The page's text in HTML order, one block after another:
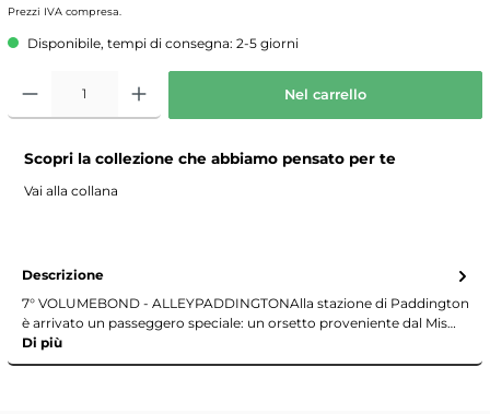
Prezzi IVA compresa.
Disponibile, tempi di consegna: 2-5 giorni
Nel carrello
Scopri la collezione che abbiamo pensato per te
Vai alla collana
Descrizione
7° VOLUMEBOND - ALLEYPADDINGTONAlla stazione di Paddington
è arrivato un passeggero speciale: un orsetto proveniente dal Mis…
Di più